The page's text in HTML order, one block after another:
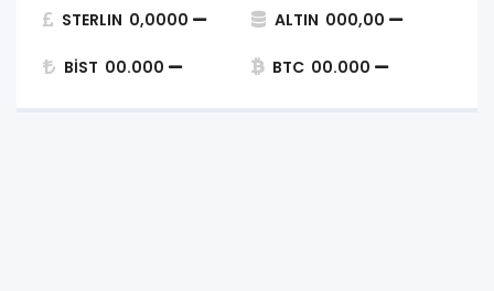
STERLIN 0,0000 ALTIN 000,00
BİST 00.000 BTC 00.000